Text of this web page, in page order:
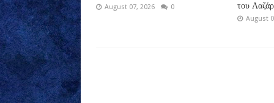
August 07, 2026 0
του
August